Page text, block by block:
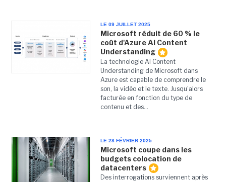
LE 09 JUILLET 2025
Microsoft réduit de 60 % le
coût d'Azure AI Content
Understanding
La technologie AI Content
Understanding de Microsoft dans
Azure est capable de comprendre le
son, la vidéo et le texte. Jusqu'alors
facturée en fonction du type de
contenu et des...
LE 28 FÉVRIER 2025
Microsoft coupe dans les
budgets colocation de
datacenters
Des interrogations surviennent après